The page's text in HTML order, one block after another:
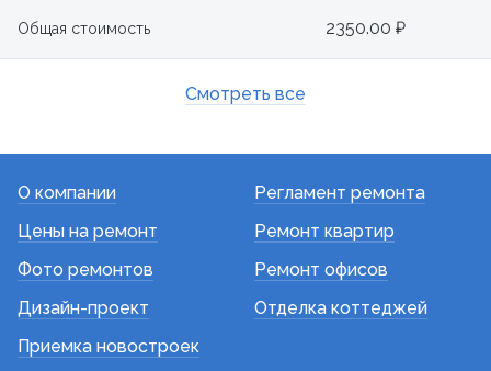
Общая стоимость 2350.00 ₽
Смотреть все
О компании
Цены на ремонт
Фото ремонтов
Дизайн-проект
Приемка новостроек
Регламент ремонта
Ремонт квартир
Ремонт офисов
Отделка коттеджей